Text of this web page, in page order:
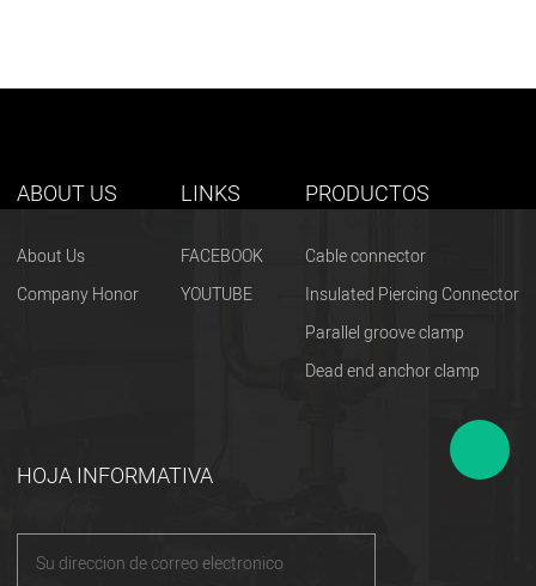
ABOUT US
About Us
Company Honor
LINKS
FACEBOOK
YOUTUBE
PRODUCTOS
Cable connector
Insulated Piercing Connector
Parallel groove clamp
Dead end anchor clamp
HOJA INFORMATIVA